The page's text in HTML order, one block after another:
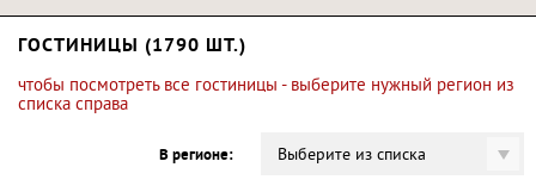
ГОСТИНИЦЫ (1790 ШТ.)
чтобы посмотреть все гостиницы - выберите нужный регион из
списка справа
В регионе: Выберите из списка